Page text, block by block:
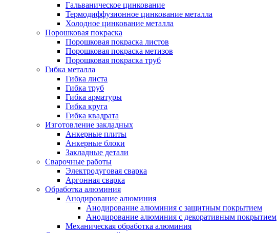
Гальваническое цинкование
Термодиффузионное цинкование металла
Холодное цинкование металла
Порошковая покраска
Порошковая покраска листов
Порошковая покраска метизов
Порошковая покраска труб
Гибка металла
Гибка листа
Гибка труб
Гибка арматуры
Гибка круга
Гибка квадрата
Изготовление закладных
Анкерные плиты
Анкерные блоки
Закладные детали
Сварочные работы
Электродуговая сварка
Аргонная сварка
Обработка алюминия
Анодирование алюминия
Анодирование алюминия с защитным покрытием
Анодирование алюминия с декоративным покрытием
Механическая обработка алюминия